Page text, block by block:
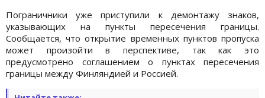
Пограничники уже приступили к демонтажу знаков,
указывающих на пункты пересечения границы.
Сообщается, что открытие временных пунктов пропуска
может произойти в перспективе, так как это
предусмотрено соглашением о пунктах пересечения
границы между Финляндией и Россией.